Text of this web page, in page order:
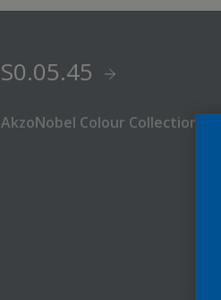
S0.05.45
AkzoNobel Colour Collection